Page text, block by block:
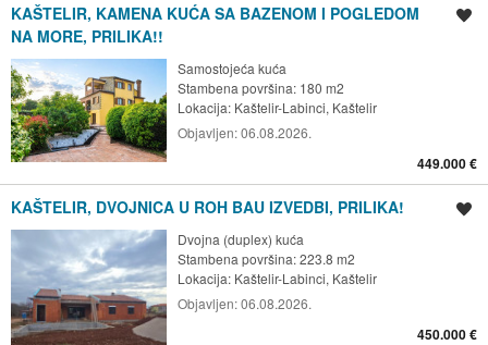
KAŠTELIR, KAMENA KUĆA SA BAZENOM I POGLEDOM
NA MORE, PRILIKA!!
Samostojeća kuća
Stambena površina: 180 m2
Lokacija: Kaštelir-Labinci, Kaštelir
Objavljen:06.08.2026.
449.000 €
KAŠTELIR, DVOJNICA U ROH BAU IZVEDBI, PRILIKA!
Dvojna (duplex) kuća
Stambena površina: 223.8 m2
Lokacija: Kaštelir-Labinci, Kaštelir
Objavljen:06.08.2026.
450.000 €